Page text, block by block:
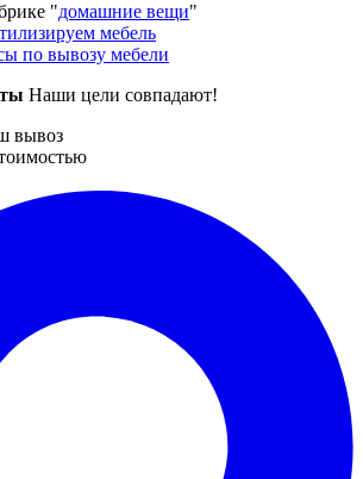
"домашние вещи"
мебель
по вывозу мебели
Наши цели совпадают!
вывоз